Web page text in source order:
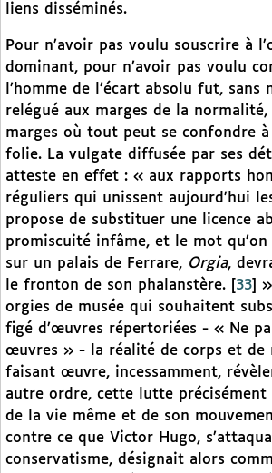
liens disséminés.
Pour n’avoir pas voulu souscrire à
dominant, pour n’avoir pas voulu
l’homme de l’écart absolu fut, sans
relégué aux marges de la normalité,
marges où tout peut se confondre à
folie. La vulgate diffusée par ses
atteste en effet : « aux rapports
réguliers qui unissent aujourd’hui
propose de substituer une licence
promiscuité infâme, et le mot
sur un palais de Ferrare, Orgia,
le fronton de son phalanstère.
33
orgies de musée qui souhaitent
figé d’œuvres répertoriées - « Ne
œuvres » - la réalité de corps et de
faisant œuvre, incessamment,
autre ordre, cette lutte précisément
de la vie même et de son
contre ce que Victor Hugo,
conservatisme, désignait alors